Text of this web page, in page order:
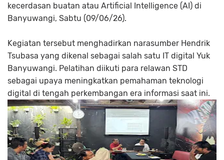
kecerdasan buatan atau Artificial Intelligence (AI) di
Banyuwangi, Sabtu (09/06/26).
Kegiatan tersebut menghadirkan narasumber Hendrik
Tsubasa yang dikenal sebagai salah satu IT digital Yuk
Banyuwangi. Pelatihan diikuti para relawan STD
sebagai upaya meningkatkan pemahaman teknologi
digital di tengah perkembangan era informasi saat ini.